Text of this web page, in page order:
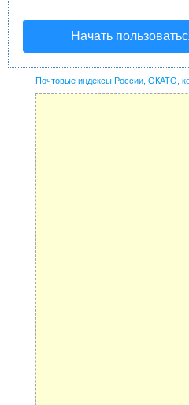
Начать
Почтовые индексы России, ОКАТО,